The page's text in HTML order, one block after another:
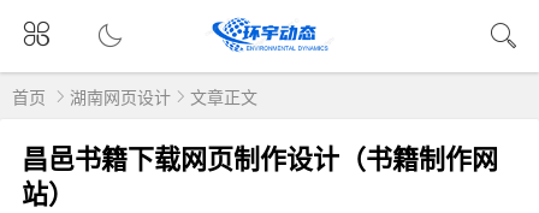
首页 湖南网页设计 文章正文
昌邑书籍下载网页制作设计（书籍制作网
站）